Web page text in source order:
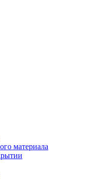
материала